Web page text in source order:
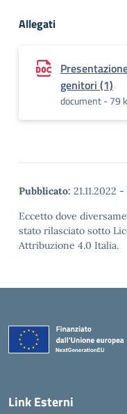
Allegati
genitori (1)
document - 79
Pubblicato: 21.11.2022 -
Eccetto dove
stato rilasciato sotto
Attribuzione 4.0 Italia.
Link Esterni